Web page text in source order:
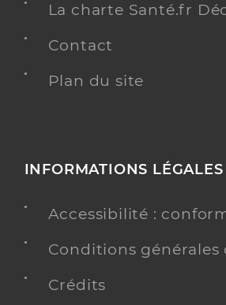
La charte Santé.fr
Contact
Plan du site
INFORMATIONS LÉGALES
Accessibilité :
Conditions
Crédits